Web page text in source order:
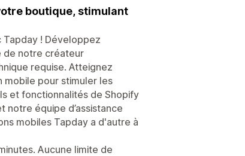
boutique, stimulant
Tapday ! Développez
de notre créateur
requise. Atteignez
mobile pour stimuler les
et fonctionnalités de Shopify
notre équipe d’assistance
mobiles Tapday a d'autre à
Aucune limite de